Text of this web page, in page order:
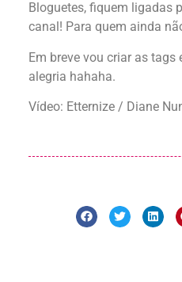
Bloguetes, fiquem ligadas
canal! Para quem ainda
Em breve vou criar as
alegria hahaha.
Vídeo: Etternize / Diane